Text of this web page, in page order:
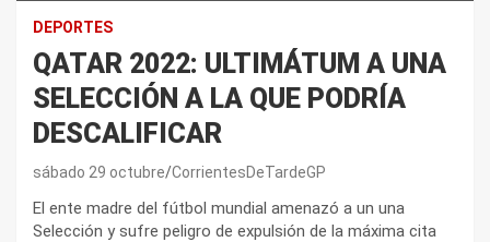
DEPORTES
QATAR 2022: ULTIMÁTUM A UNA
SELECCIÓN A LA QUE PODRÍA
DESCALIFICAR
sábado 29 octubre CorrientesDeTardeGP
El ente madre del fútbol mundial amenazó a un una
Selección y sufre peligro de expulsión de la máxima cita